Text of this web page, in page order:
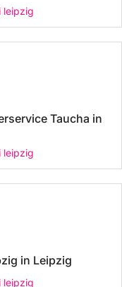
leipzig
Taucha in
leipzig
in Leipzig
leipzig